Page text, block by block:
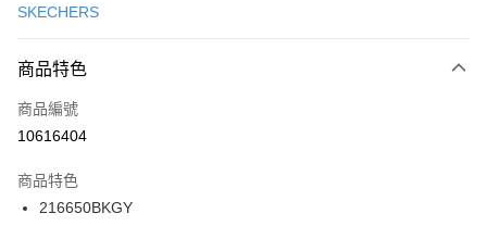
便利好安心！
３．安心：先確認商品／服務後，再付款。
【「AFTEE先享後付」結帳流程】
１．於結帳方式選擇「AFTEE先享後付」後，將跳轉至「AFTEE先享後付」
２．訂單成立數日內，您將收到繳費通知簡訊。
３．收到繳費通知簡訊後14天內，點擊此簡訊中的連結，可透過四大超商／
ATM／網路銀行／等多元方式進行付款，方視為交易完成。
運送方式
每筆NT$100，滿NT$1,500(含以上)免運費
宅配
每筆NT$100，滿NT$1,500(含以上)免運費
付款後門市自取
每筆NT$100，滿NT$1,500(含以上)免運費
SKECHERS
商品特色
商品編號
10616404
商品特色
216650BKGY